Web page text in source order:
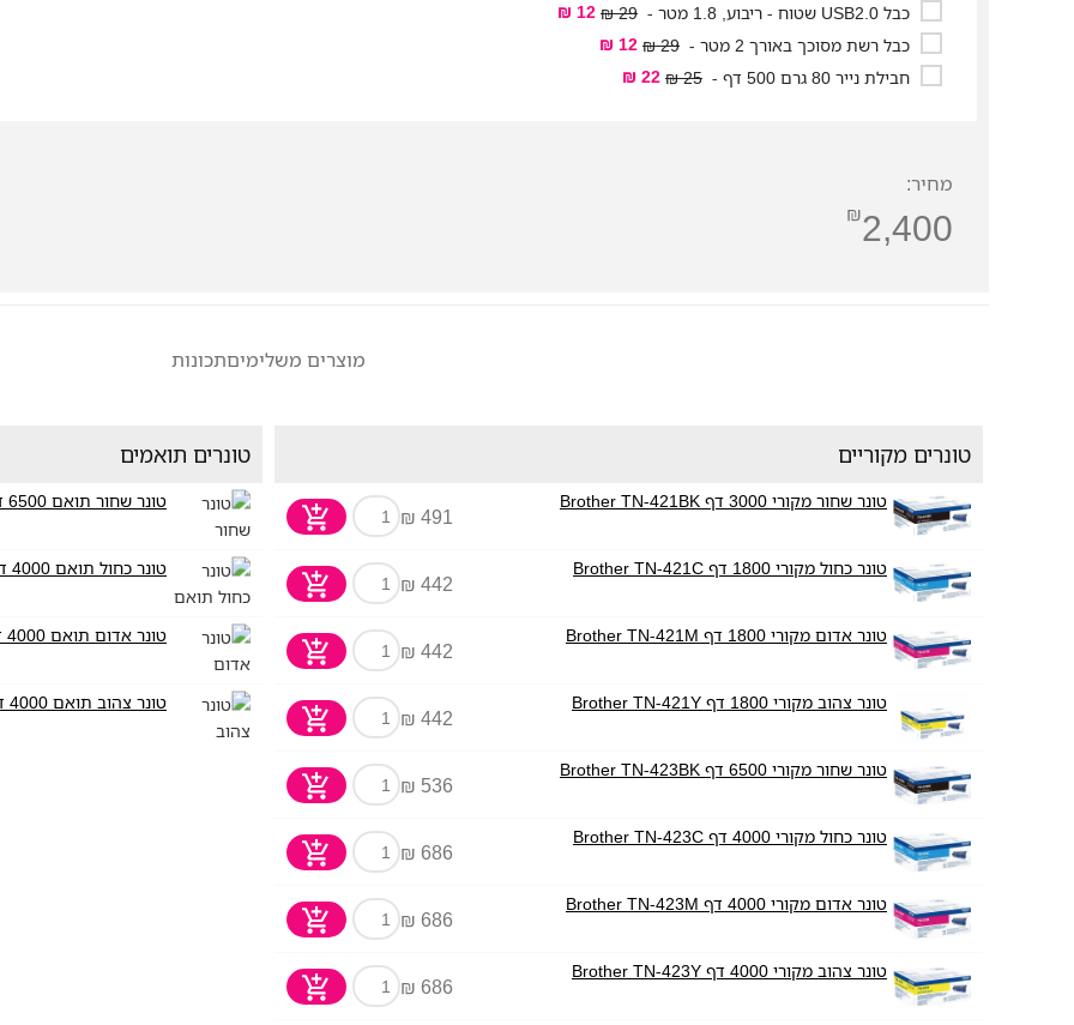
כבל USB2.0 שטוח - ריבוע, 1.8 מטר - 29 ₪
12 ₪
כבל רשת מסוכך באורך 2 מטר -
29 ₪
12 ₪
חבילת נייר 80 גרם 500 דף -
25 ₪
22 ₪
מחיר:
2,400
₪
מוצרים משלימיםתכונות
טונרים מקוריים
טונר שחור מקורי 3000 דף Brother TN-421BK
491 ₪
טונר כחול מקורי 1800 דף Brother TN-421C
442 ₪
טונר אדום מקורי 1800 דף Brother TN-421M
442 ₪
טונר צהוב מקורי 1800 דף Brother TN-421Y
442 ₪
טונר שחור מקורי 6500 דף Brother TN-423BK
536 ₪
טונר כחול מקורי 4000 דף Brother TN-423C
686 ₪
טונר אדום מקורי 4000 דף Brother TN-423M
686 ₪
טונר צהוב מקורי 4000 דף Brother TN-423Y
686 ₪
טונרים תואמים
טונר שחור תואם 6500 דף Brother TN-423BK
טונר כחול תואם 4000 דף Brother TN-423C
טונר אדום תואם 4000 דף Brother TN-423M
טונר צהוב תואם 4000 דף Brother TN-423Y